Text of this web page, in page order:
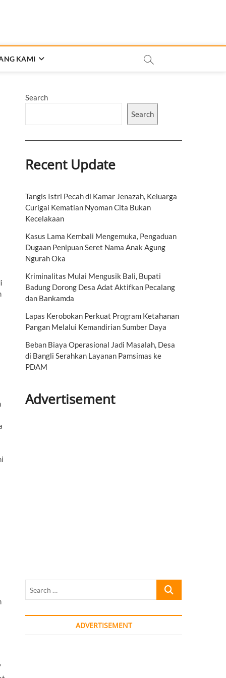
KAMI
Search
Search
Recent Update
Tangis Istri Pecah di Kamar Jenazah, Keluarga
Curigai Kematian Nyoman Cita Bukan
Kecelakaan
Kasus Lama Kembali Mengemuka, Pengaduan
Dugaan Penipuan Seret Nama Anak Agung
Ngurah Oka
Kriminalitas Mulai Mengusik Bali, Bupati
Badung Dorong Desa Adat Aktifkan Pecalang
dan Bankamda
Lapas Kerobokan Perkuat Program Ketahanan
Pangan Melalui Kemandirian Sumber Daya
Beban Biaya Operasional Jadi Masalah, Desa
di Bangli Serahkan Layanan Pamsimas ke
PDAM
Advertisement
Search
ADVERTISEMENT